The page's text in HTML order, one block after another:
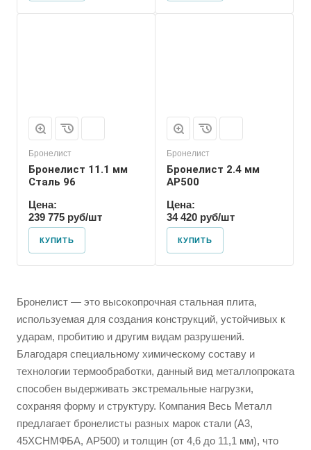
Бронелист
Бронелист 11.1 мм
Сталь 96
Цена:
239 775 руб/шт
КУПИТЬ
Бронелист
Бронелист 2.4 мм
АР500
Цена:
34 420 руб/шт
КУПИТЬ
Бронелист — это высокопрочная стальная плита,
используемая для создания конструкций, устойчивых к
ударам, пробитию и другим видам разрушений.
Благодаря специальному химическому составу и
технологии термообработки, данный вид металлопроката
способен выдерживать экстремальные нагрузки,
сохраняя форму и структуру. Компания Весь Металл
предлагает бронелисты разных марок стали (А3,
45ХСНМФБА, AP500) и толщин (от 4,6 до 11,1 мм), что